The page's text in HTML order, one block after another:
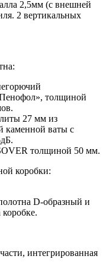
2,5мм (с внешней
2 вертикальных
толщиной
27 мм из
каменной ваты с
толщиной 50 мм.
коробки:
D-образный и
интегрированная